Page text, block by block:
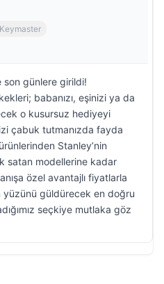
Keymaster
son günlere girildi!
babanızı, eşinizi ya da
o kusursuz hediyeyi
çabuk tutmanızda fayda
Stanley’nin
satan modellerine kadar
özel avantajlı fiyatlarla
güldürecek en doğru
seçkiye mutlaka göz